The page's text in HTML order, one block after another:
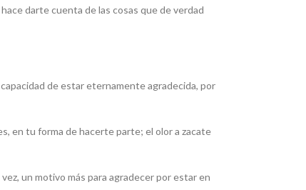
darte cuenta de las cosas que de verdad
de estar eternamente agradecida, por
en tu forma de hacerte parte; el olor a zacate
un motivo más para agradecer por estar en